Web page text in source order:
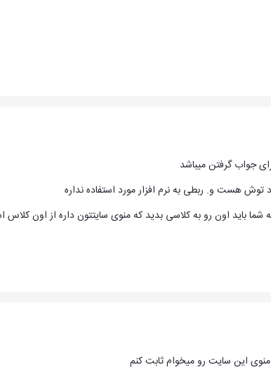
منوی این سایت رو میخوام ثابت کنم